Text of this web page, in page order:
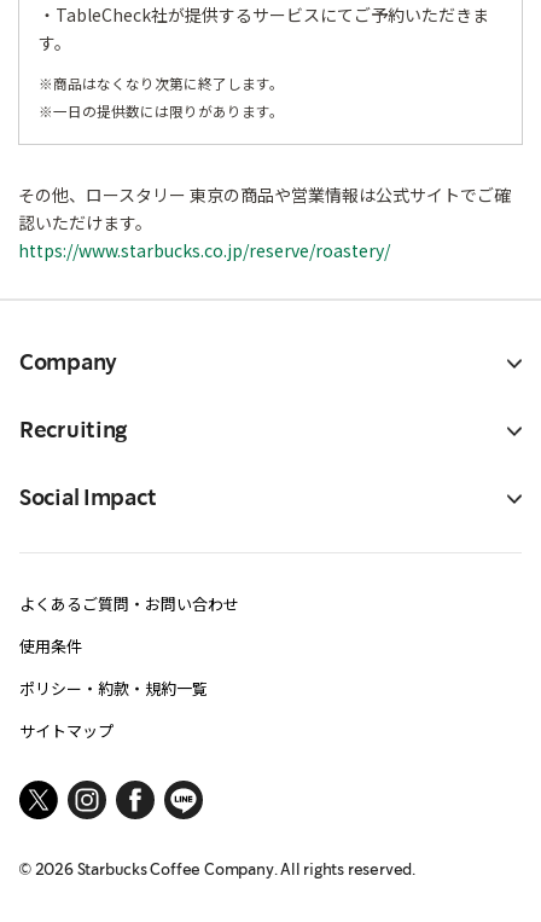
・TableCheck社が提供するサービスにてご予約いただきま
す。
※商品はなくなり次第に終了します。
※一日の提供数には限りがあります。
その他、ロースタリー 東京の商品や営業情報は公式サイトでご確
認いただけます。
https://www.starbucks.co.jp/reserve/roastery/
Company
Recruiting
Social Impact
よくあるご質問・お問い合わせ
使用条件
ポリシー・約款・規約一覧
サイトマップ
© 2026Starbucks Coffee Company. All rights reserved.